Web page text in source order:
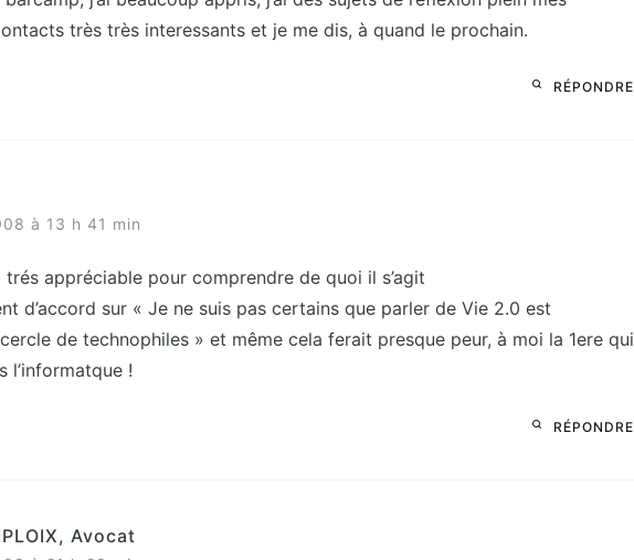
très très interessants et je me dis, à quand le prochain.
RÉPONDRE
à 13 h 41 min
trés appréciable pour comprendre de quoi il s’agit
d’accord sur « Je ne suis pas certains que parler de Vie 2.0 est
de technophiles » et même cela ferait presque peur, à moi la 1ere qui
l’informatque !
RÉPONDRE
Avocat